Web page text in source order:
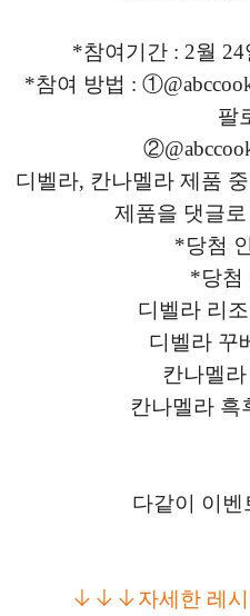
*참여기간 : 2월
*참여 방법 : ①
팔
②@
디벨라, 칸나멜라 제품
제품을 댓글
*당첨
*당첨
디벨라 리
디벨라 꾸
칸나멜
칸나멜라 흑
다같이 이벤
↓ ↓ ↓자세한 레